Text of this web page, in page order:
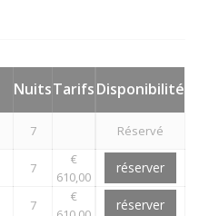
NuitsTarifsDisponibilité
7
Réservé
7
€
610,00
réserver
7
€
réserver